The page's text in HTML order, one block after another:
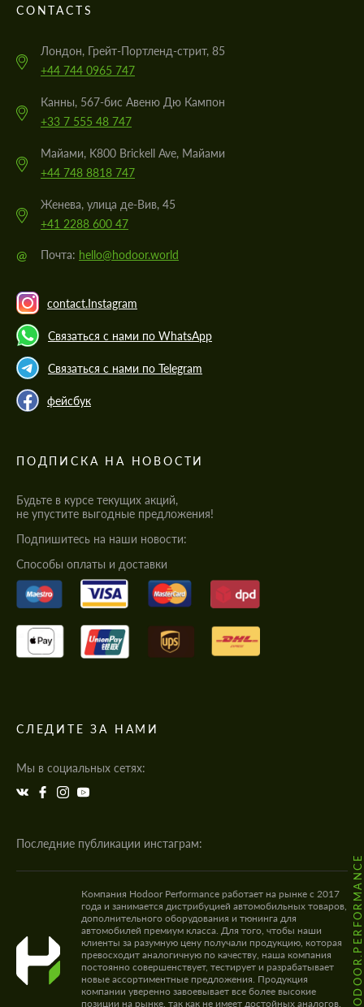
CONTACTS
Лондон, Грейт-Портленд-стрит, 85
+44 744 0965 747
Канны, 567-бис Авеню Дю Кампон
+33 7 555 48 747
Майами, K800 Brickell Ave, Майами
+44 748 8818 747
Женева, улица де-Вив, 45
+41 2288 600 47
@ Почта: hello@hodoor.world
contact.Instagram
Связаться с нами по WhatsApp
Связаться с нами по Telegram
фейсбук
ПОДПИСКА НА НОВОСТИ
Будьте в курсе текущих акций,
не упустите выгодные предложения!
Подпишитесь на наши новости:
Cпособы оплаты и доставки
СЛЕДИТЕ ЗА НАМИ
Мы в социальных сетях:
Последние публикации инстаграм:
@HODOOR.PERFORMANCE
Компания Hodoor Performance работает на рынке с 2017
года и занимается дистрибуцией автомобильных товаров,
дополнительного оборудования и тюнинга для
автомобилей премиум класса. Для того, чтобы наши
клиенты за разумную цену получали продукцию, которая
превосходит аналогичную по качеству, наша компания
постоянно совершенствует, тестирует и разрабатывает
новые ассортиментные предложения. Продукция
компании уверенно завоевывает все более высокие
позиции на рынке, так как не имеет достойных аналогов.